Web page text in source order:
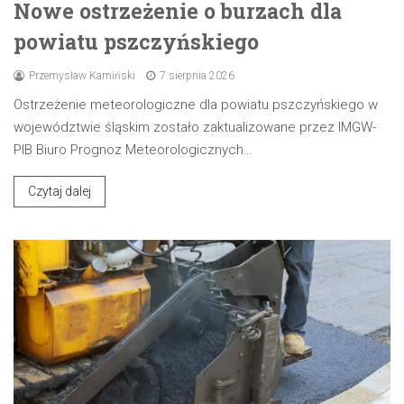
Nowe ostrzeżenie o burzach dla
powiatu pszczyńskiego
Przemysław Kamiński 7 sierpnia 2026
Ostrzeżenie meteorologiczne dla powiatu pszczyńskiego w
województwie śląskim zostało zaktualizowane przez IMGW-
PIB Biuro Prognoz Meteorologicznych…
Czytaj dalej